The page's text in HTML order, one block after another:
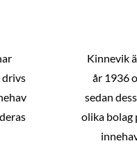
drivs
Kinnevik
år 1936
sedan dess
olika bolag